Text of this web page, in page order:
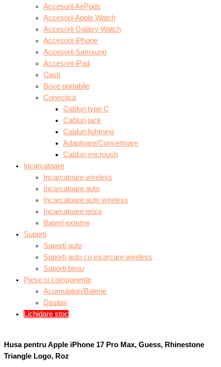
Accesorii AirPods
Accesorii Apple Watch
Accesorii Galaxy Watch
Accesorii iPhone
Accesorii Samsung
Accesorii iPad
Casti
Boxe portabile
Conectica
Cabluri type C
Cabluri jack
Cabluri lightning
Adaptoare/Convertoare
Cabluri microusb
Incarcatoare
Incarcatoare wireless
Incarcatoare auto
Incarcatoare auto wireless
Incarcatoare priza
Baterii externe
Suporti
Suporti auto
Suporti auto cu incarcare wireless
Suporti birou
Piese si componente
Acumulatori/Baterie
Display
Lichidare stoc
Husa pentru Apple iPhone 17 Pro Max, Guess, Rhinestone
Triangle Logo, Roz